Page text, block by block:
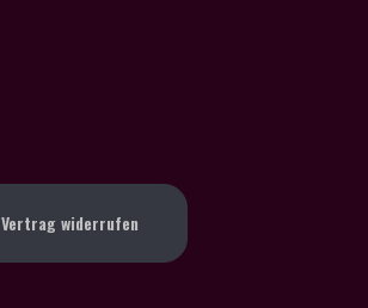
Vertrag widerrufen